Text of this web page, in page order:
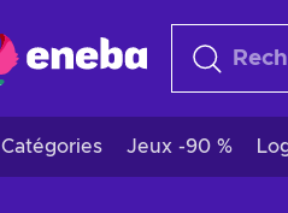
Catégories Jeux -90 %